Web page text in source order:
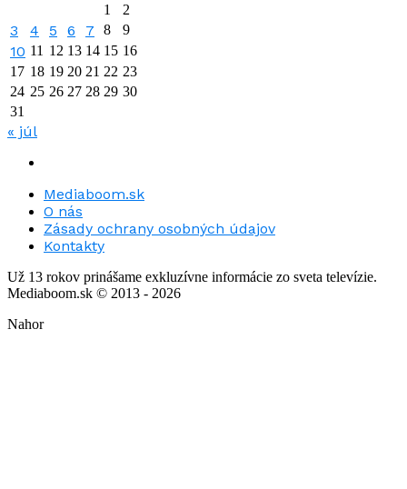
1
2
3 4 5 6 7 8 9
10 11 12 13 14 15 16
17 18 19 20 21 22 23
24 25 26 27 28 29 30
31
« júl
Mediaboom.sk
O nás
Zásady ochrany osobných údajov
Kontakty
Už 13 rokov prinášame exkluzívne informácie zo sveta televízie.
Mediaboom.sk © 2013 - 2026
Nahor